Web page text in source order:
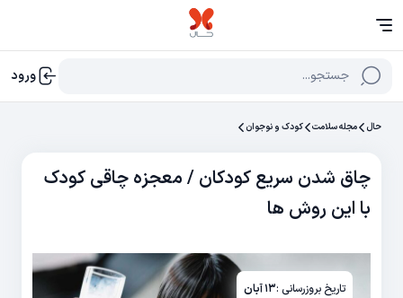
جستجو... ورود
حال مجله سلامت کودک و نوجوان
چاق شدن سریع کودکان / معجزه چاقی کودک
با این روش ها
تاریخ بروزرسانی :۱۳ آبان